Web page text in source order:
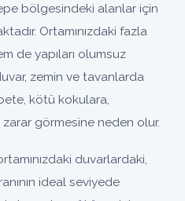
bölgesindeki alanlar için
Ortamınızdaki fazla
de yapıları olumsuz
zemin ve tavanlarda
kötü kokulara,
görmesine neden olur.
duvarlardaki,
ideal seviyede